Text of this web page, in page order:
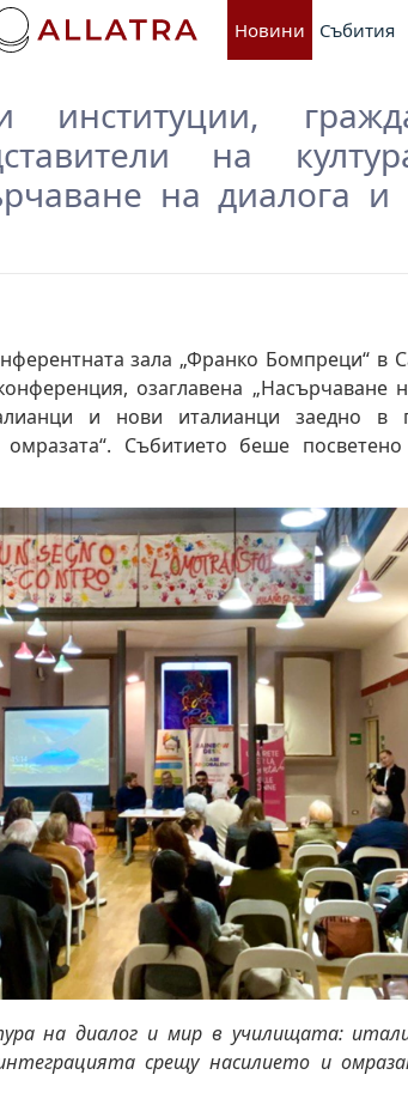
Новини Събития
на
на диалога
зала „Франко Бомпреци“ в
озаглавена „Насърчаване
и нови италианци заедно в
Събитието беше
на диалог и мир в училищата:
срещу насилието и